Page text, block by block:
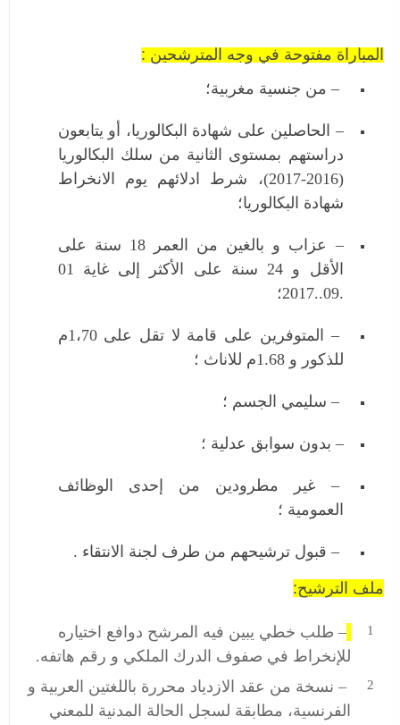
المباراة مفتوحة في وجه المترشحين :
– من جنسية مغربية؛
– الحاصلين على شهادة البكالوريا، أو يتابعون
دراستهم بمستوى الثانية من سلك البكالوريا
(2016-2017)، شرط ادلائهم يوم الانخراط
شهادة البكالوريا؛
– عزاب و بالغين من العمر 18 سنة على
الأقل و 24 سنة على الأكثر إلى غاية 01
.09..2017؛
– المتوفرين على قامة لا تقل على 1،70م
للذكور و 1.68م للاناث ؛
– سليمي الجسم ؛
– بدون سوابق عدلية ؛
– غير مطرودين من إحدى الوظائف
العمومية ؛
– قبول ترشيحهم من طرف لجنة الانتقاء .
ملف الترشيح:
– طلب خطي يبين فيه المرشح دوافع اختياره
للإنخراط في صفوف الدرك الملكي و رقم هاتفه.
– نسخة من عقد الازدياد محررة باللغتين العربية و
الفرنسية، مطابقة لسجل الحالة المدنية للمعني